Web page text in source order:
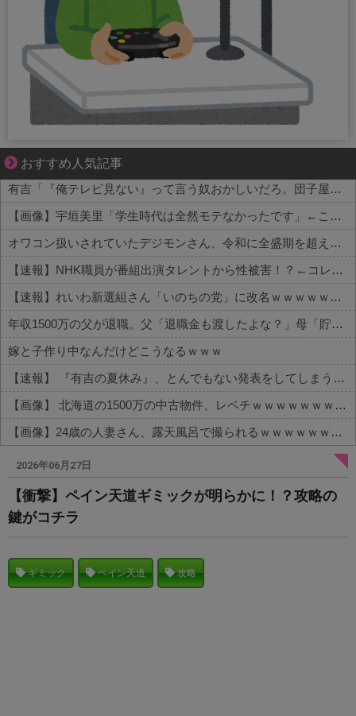
おすすめ人気記事
好青年の片思いが壊れていくまで
有吉「『俺テレビ見ない』って言う奴おかしいだろ。団子屋で『団子食べない』って言うか？」
【画像】宇垣美里「学生時代は全然モテなかったです」←これほんまかぁ？w w w w w w w w
オワコン扱いされていたデジモンさん、令和に全盛期を超える利益を生み出していた
【速報】NHK職員が番組出演タレントから性被害！？←コレマジならヤバくねーか？
【速報】れいわ新選組さん「いのちの党」に改名ｗｗｗｗｗｗｗｗ
年収1500万の父が退職。父「退職金も渡したよな？」母「貯金なんてないよー」父「全部なくなったの！？」→予想外の返事に家族騒然となり…
嫁と子作り中なんだけどこうなるｗｗｗ
【速報】 『有吉の夏休み』、とんでもない発表をしてしまう！！！！！
【画像】 北海道の1500万の中古物件、レベチｗｗｗｗｗｗｗｗｗｗｗｗｗｗｗｗｗｗｗｗ
【画像】24歳の人妻さん、露天風呂で撮られるｗｗｗｗｗｗｗｗｗｗｗｗｗｗｗｗｗ
Powered by livedoor 相互RSS
2026年06月27日
【衝撃】ペイン天道ギミックが明らかに！？攻略の
鍵がコチラ
ギミック ペイン天道 攻略